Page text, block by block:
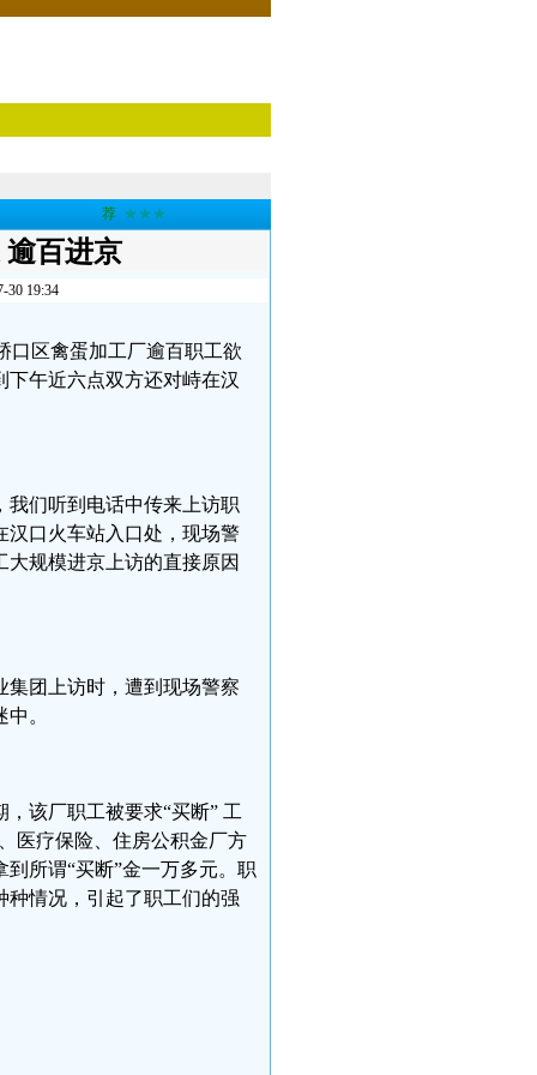
荐 ★★★
百进京
30 19:34
口区禽蛋加工厂逾百职工欲
午近六点双方还对峙在汉
们听到电话中传来上访职
汉口火车站入口处，现场警
规模进京上访的直接原因
团上访时，遭到现场警察
。
该厂职工被要求“买断” 工
医疗保险、住房公积金厂方
所谓“买断”金一万多元。职
情况，引起了职工们的强